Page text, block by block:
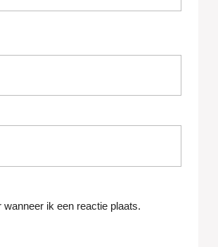
ik een reactie plaats.